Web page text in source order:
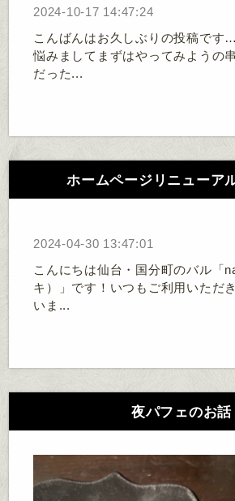
2024-10-17 14:47:24
こんばんはお久しぶりの投稿です
悩みましてまずはやってみようの
だった...
ホームページリニューア
2024-04-30 13:47:01
こんにちは仙台・国分町のバル「
キ）」です！いつもご利用いただ
いま...
夜パフェのお話